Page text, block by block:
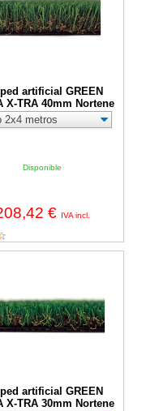
artificial GREEN
X-TRA 40mm Nortene
Disponible
€ IVA incl.
Nortene
artificial GREEN
X-TRA 30mm Nortene